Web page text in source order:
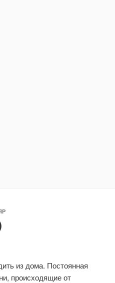
из дома. Постоянная
происходящие от